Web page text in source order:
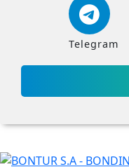
Telegram